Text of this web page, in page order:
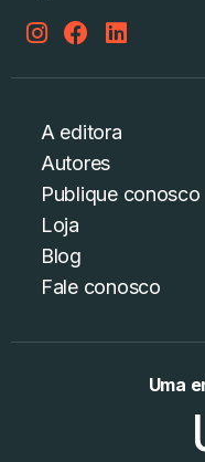
A editora
Autores
Publique conosco
Loja
Blog
Fale conosco
Uma